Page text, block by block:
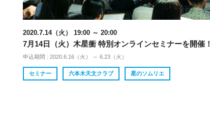
2020.7.14（火） 19:00 ～ 20:00
7月14日（火）木星衝 特別オンラインセミナーを開催！
申込期間 : 2020.6.16（火） ～ 6.23（火）
セミナー 六本木天文クラブ 星のソムリエ